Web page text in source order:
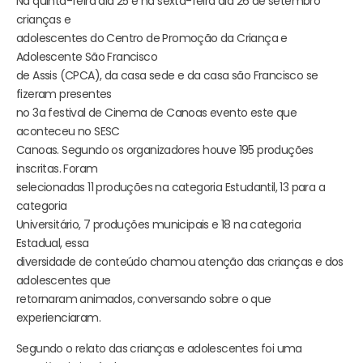
crianças e
adolescentes do Centro de Promoção da Criança e
Adolescente São Francisco
de Assis (CPCA), da casa sede e da casa são Francisco se
fizeram presentes
no 3a festival de Cinema de Canoas evento este que
aconteceu no SESC
Canoas. Segundo os organizadores houve 195 produções
inscritas. Foram
selecionadas 11 produções na categoria Estudantil, 13 para a
categoria
Universitário, 7 produções municipais e 18 na categoria
Estadual, essa
diversidade de conteúdo chamou atenção das crianças e dos
adolescentes que
retornaram animados, conversando sobre o que
experienciaram.
Segundo o relato das crianças e adolescentes foi uma